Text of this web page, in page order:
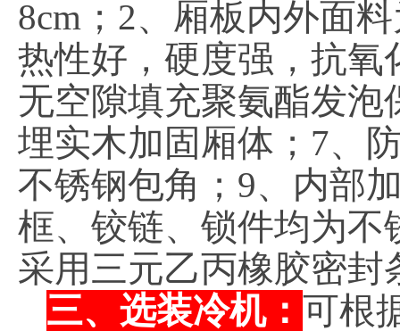
8cm；2、厢板内外面
热性好，硬度强，抗氧
无空隙填充聚氨酯发
埋实木加固厢体；7、
不锈钢包角；9、内部
框、铰链、锁件均为不
采用三元乙丙橡胶密封
三、选装冷机： 可根